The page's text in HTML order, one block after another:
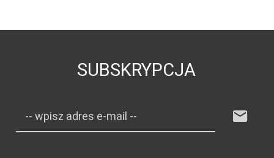
SUBSKRYPCJA
-- wpisz adres e-mail --